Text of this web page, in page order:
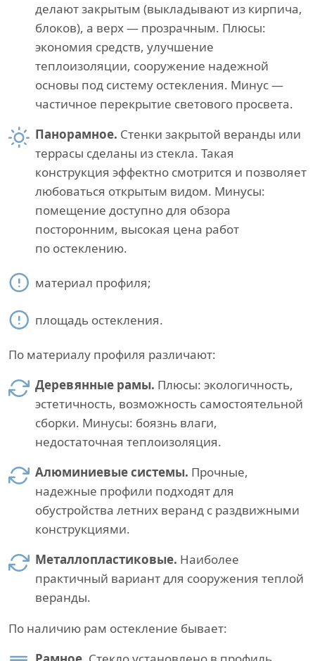
делают закрытым (выкладывают из кирпича,
блоков), а верх — прозрачным. Плюсы:
экономия средств, улучшение
теплоизоляции, сооружение надежной
основы под систему остекления. Минус —
частичное перекрытие светового просвета.
Панорамное. Стенки закрытой веранды или
террасы сделаны из стекла. Такая
конструкция эффектно смотрится и позволяет
любоваться открытым видом. Минусы:
помещение доступно для обзора
посторонним, высокая цена работ
по остеклению.
материал профиля;
площадь остекления.
По материалу профиля различают:
Деревянные рамы. Плюсы: экологичность,
эстетичность, возможность самостоятельной
сборки. Минусы: боязнь влаги,
недостаточная теплоизоляция.
Алюминиевые системы. Прочные,
надежные профили подходят для
обустройства летних веранд с раздвижными
конструкциями.
Металлопластиковые. Наиболее
практичный вариант для сооружения теплой
веранды.
По наличию рам остекление бывает: